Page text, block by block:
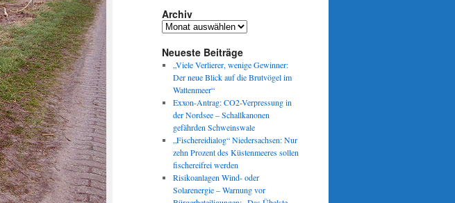
Archiv
Archiv
Neueste Beiträge
„Viele Verlierer, wenige Gewinner:
Der neue Blick auf die Brutvögel im
Wattenmeer“
Exxon-Antrag: CO2-Verpressung in
der Nordsee – Schallkanonen
gefährden Schweinswale
„Fischereidialog“ Niedersachsen: Nur
zehn Prozent des Küstenmeeres sollen
fischereifrei werden
Risikoanlagen Wind- oder
Solarenergie – Warnung vor